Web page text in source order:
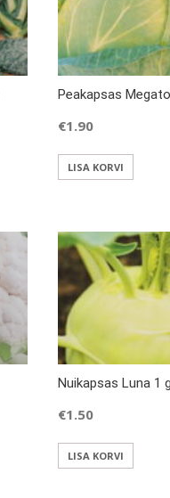
Peakapsas
€1.90
LISA KORVI
Nuikapsas Luna 1
€1.50
LISA KORVI